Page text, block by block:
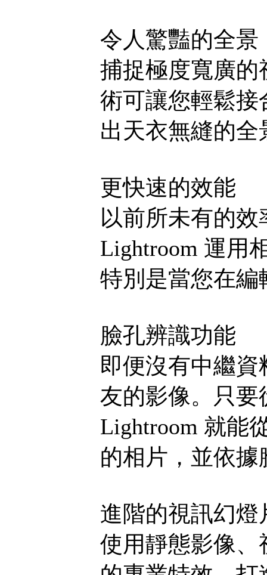
令人驚豔的全景
捕捉極度寬廣的
術可讓您輕鬆
出天衣無縫的全
更快速的效能
以前所未有的
Lightroom 運用
特別是當您在
臉孔辨識功能
即便沒有中繼
友的影像。只
Lightroom 就能
的相片，並依
進階的視訊幻燈
使用靜態影像